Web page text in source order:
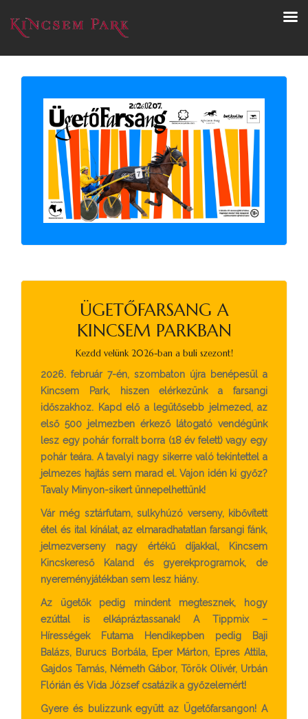
ÜGETŐFARSANG A
KINCSEM PARKBAN
Kezdd velünk 2026-ban a buli szezont!
2026. február 7-én, szombaton újra benépesül a
Kincsem Park, hiszen elérkezünk a farsangi
időszakhoz. Kapd elő a legütősebb jelmezed, az
első 500 jelmezben érkező látogató vendégünk
lesz egy pohár forralt borra (18 év felett) vagy egy
pohár teára. A tavalyi nagy sikerre való tekintettel a
jelmezes hajtás sem marad el. Vajon idén ki győz?
Tavaly Minyon-sikert ünnepelhettünk!
Vár még sztárfutam, sulkyhúzó verseny, kibővített
étel és ital kínálat, az elmaradhatatlan farsangi fánk,
jelmezverseny nagy értékű díjakkal, Kincsem
Kincskereső Kaland és gyerekprogramok, de
nyereményjátékban sem lesz hiány.
Az ügetők pedig mindent megtesznek, hogy
ezúttal is elkápráztassanak! A Tippmix –
Hírességek Futama Hendikepben pedig
Baji
Balázs, Burucs Borbála, Eper Márton, Epres Attila,
Gajdos Tamás, Németh Gábor, Török Olivér, Urbán
Flórián és Vida József csatázik a győzelemért!
Gyere és bulizzunk együtt az Ügetőfarsangon! A